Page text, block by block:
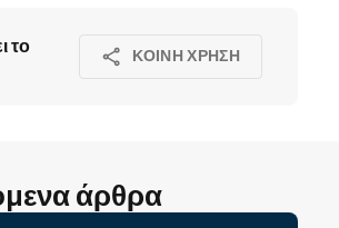
το
ΚΟΙΝΉ ΧΡΉΣΗ
άρθρα